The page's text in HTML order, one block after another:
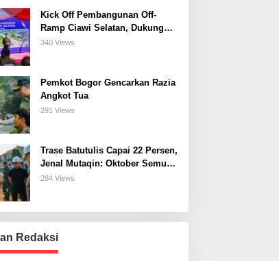
Kick Off Pembangunan Off-
Ramp Ciawi Selatan, Dukung
Konektivitas Antarwilayah di
340 Views
Pemkot Bogor Gencarkan Razia
Angkot Tua
291 Views
Trase Batutulis Capai 22 Persen,
Jenal Mutaqin: Oktober Semua
Harus Beres
284 Views
Redaksi